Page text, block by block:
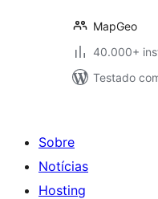
MapGeo
40.000+
Testado
Sobre
Notícias
Hosting